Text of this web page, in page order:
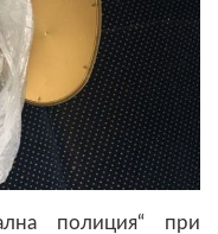
полиция“ при